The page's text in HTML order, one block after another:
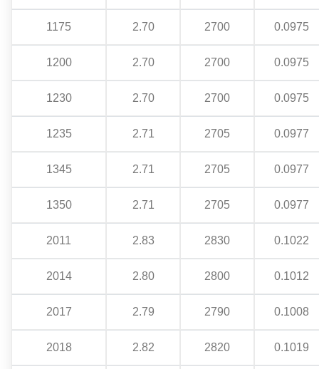
1175 2.70 2700 0.0975
1200 2.70 2700 0.0975
1230 2.70 2700 0.0975
1235 2.71 2705 0.0977
1345 2.71 2705 0.0977
1350 2.71 2705 0.0977
2011 2.83 2830 0.1022
2014 2.80 2800 0.1012
2017 2.79 2790 0.1008
2018 2.82 2820 0.1019